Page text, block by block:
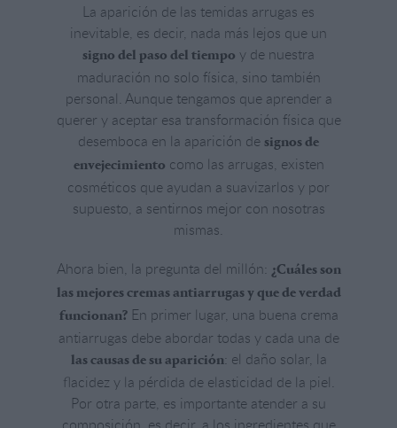
La aparición de las temidas arrugas es
inevitable, es decir, nada más lejos que un
signo del paso del tiempo y de nuestra
maduración no solo física, sino también
personal. Aunque tengamos que aprender a
querer y aceptar esa transformación física que
desemboca en la aparición de signos de
envejecimiento como las arrugas, existen
cosméticos que ayudan a suavizarlos y por
supuesto, a sentirnos mejor con nosotras
mismas.
Ahora bien, la pregunta del millón: ¿Cuáles son
las mejores cremas antiarrugas y que de verdad
funcionan?En primer lugar, una buena crema
antiarrugas debe abordar todas y cada una de
las causas de su aparición: el daño solar, la
flacidez y la pérdida de elasticidad de la piel.
Por otra parte, es importante atender a su
composición, es decir, a los ingredientes que